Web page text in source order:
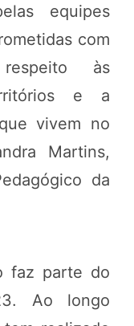
equipes
com
às
e a
vivem no
Martins,
da
faz parte do
Ao longo